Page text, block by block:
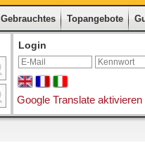
Gebrauchtes Topangebote
Login
Google Translate aktivieren